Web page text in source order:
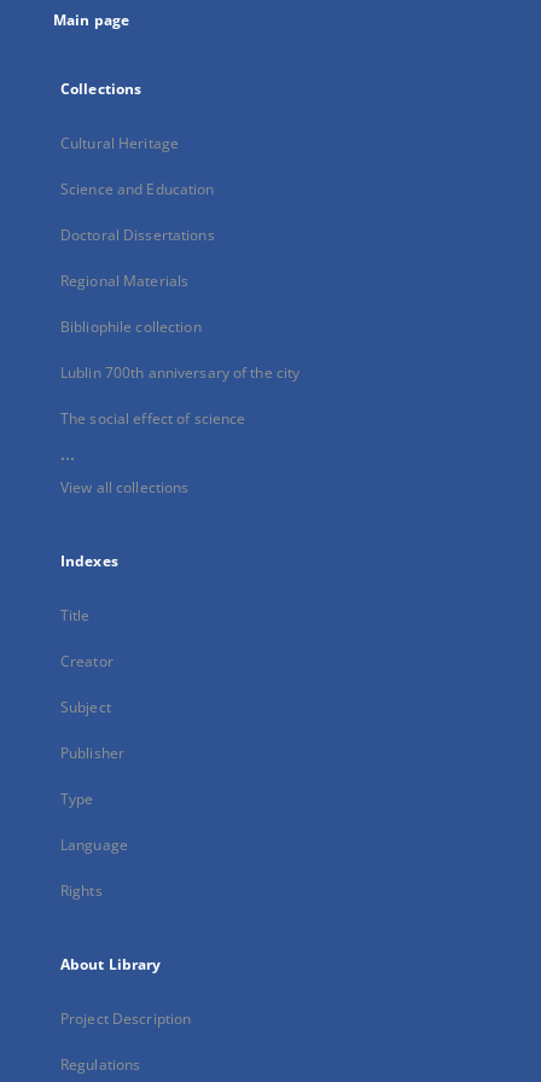
Main page
Collections
Cultural Heritage
Science and Education
Doctoral Dissertations
Regional Materials
Bibliophile collection
Lublin 700th anniversary of the city
The social effect of science
...
View all collections
Indexes
Title
Creator
Subject
Publisher
Type
Language
Rights
About Library
Project Description
Regulations